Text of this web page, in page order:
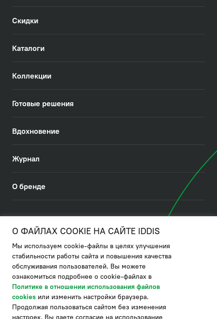
Скидки
Каталоги
Коллекции
Готовые решения
Вдохновение
Журнал
О бренде
Политика в отношении использования файлов cookies
Политика обработки ПДн
Политика в области управления цепочкой поставки
по системе "НСЛС"
Производитель оставляет за собой право в любой момент
О ФАЙЛАХ COOKIE НА САЙТЕ IDDIS
Мы используем cookie-файлы в целях улучшения
стабильности работы сайта и повышения качества
обслуживания пользователей. Вы можете
ознакомиться подробнее о cookie-файлах в
Политике в отношении использования файлов
cookies или изменить настройки браузера.
Продолжая пользоваться сайтом без изменения
настроек, Вы даете согласие на использование